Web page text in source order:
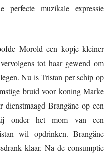
perfecte muzikale expressie
Morold een kopje kleiner
tot haar gewend om
Nu is Tristan per schip op
bruid voor koning Marke
dienstmaagd Brangäne op een
onder het mom van een
wil opdrinken. Brangäne
klaar. Na de consumptie